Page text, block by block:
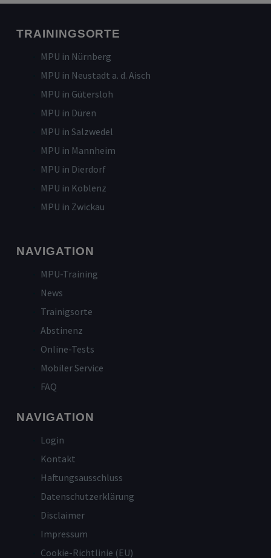
TRAININGSORTE
MPU in Nürnberg
MPU in Neustadt a. d. Aisch
MPU in Gütersloh
MPU in Düren
MPU in Salzwedel
MPU in Mannheim
MPU in Dierdorf
MPU in Koblenz
MPU in Zwickau
NAVIGATION
MPU-Training
News
Trainigsorte
Abstinenz
Online-Tests
Mobiler Service
FAQ
NAVIGATION
Login
Kontakt
Haftungsausschluss
Datenschutzerklärung
Disclaimer
Impressum
Cookie-Richtlinie (EU)